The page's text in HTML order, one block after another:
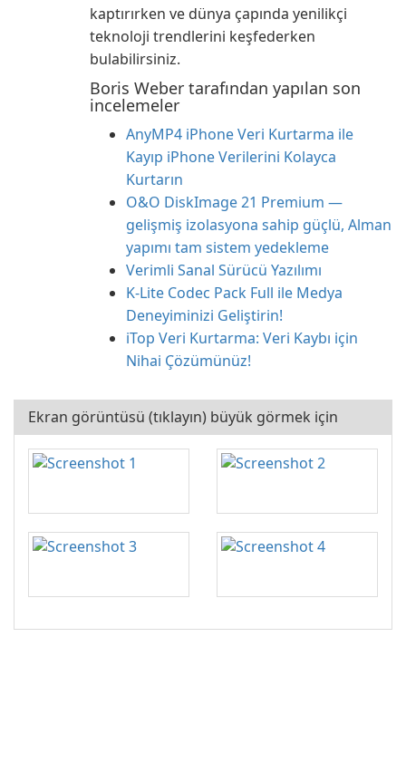
kaptırırken ve dünya çapında yenilikçi
teknoloji trendlerini keşfederken
bulabilirsiniz.
Boris Weber tarafından yapılan son
incelemeler
AnyMP4 iPhone Veri Kurtarma ile
Kayıp iPhone Verilerini Kolayca
Kurtarın
O&O DiskImage 21 Premium —
gelişmiş izolasyona sahip güçlü, Alman
yapımı tam sistem yedekleme
Verimli Sanal Sürücü Yazılımı
K-Lite Codec Pack Full ile Medya
Deneyiminizi Geliştirin!
iTop Veri Kurtarma: Veri Kaybı için
Nihai Çözümünüz!
Ekran görüntüsü (tıklayın) büyük görmek için